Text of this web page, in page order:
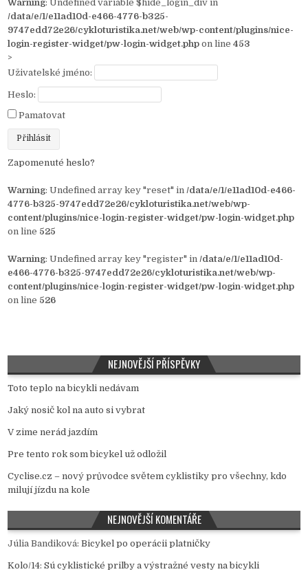
Warning: Undefined variable $hide_login_div in
/data/e/1/e11ad10d-e466-4776-b325-
9747edd72e26/cykloturistika.net/web/wp-content/plugins/nice-
login-register-widget/pw-login-widget.php on line453
>
Uživatelské jméno:
Heslo:
Pamatovat
Zapomenuté heslo?
Warning: Undefined array key "reset" in/data/e/1/e11ad10d-e466-
4776-b325-9747edd72e26/cykloturistika.net/web/wp-
content/plugins/nice-login-register-widget/pw-login-widget.php
on line 525
Warning: Undefined array key "register" in/data/e/1/e11ad10d-
e466-4776-b325-9747edd72e26/cykloturistika.net/web/wp-
content/plugins/nice-login-register-widget/pw-login-widget.php
on line 526
NEJNOVĚJŠÍ PŘÍSPĚVKY
Toto teplo na bicykli nedávam
Jaký nosič kol na auto si vybrat
V zime nerád jazdím
Pre tento rok som bicykel už odložil
Cyclise.cz – nový průvodce světem cyklistiky pro všechny, kdo
milují jízdu na kole
NEJNOVĚJŠÍ KOMENTÁŘE
Júlia Bandiková:Bicykel po operácii platničky
Kolo/14:Sú cyklistické prilby a výstražné vesty na bicykli